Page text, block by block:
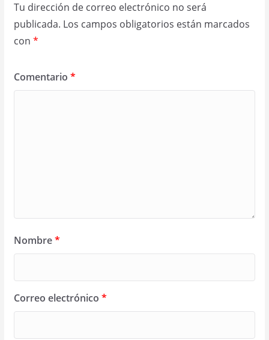
Tu dirección de correo electrónico no será
publicada. Los campos obligatorios están marcados
con *
Comentario *
Nombre*
Correo electrónico *